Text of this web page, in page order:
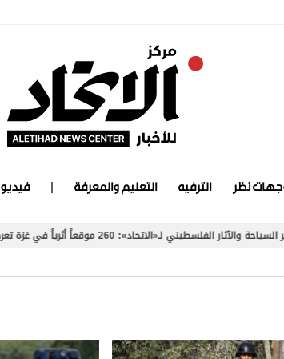
نظر الترفيه التعليم والمعرفة فيديو
لـ«الاتحاد»: 260 موقعاً أثرياً في غزة تعرضت للضرر